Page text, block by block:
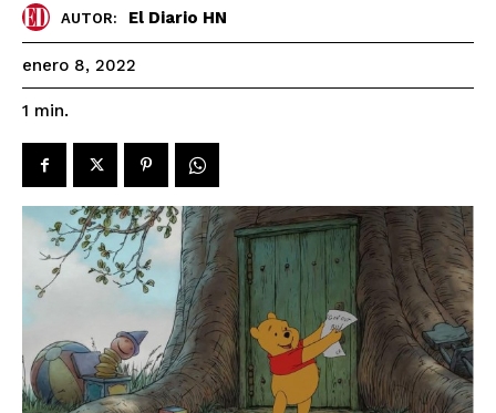
AUTOR: El Diario HN
enero 8, 2022
1 min.